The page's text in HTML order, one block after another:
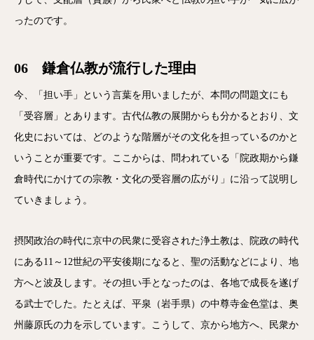
ったのです。
06 鎌倉仏教が流行した理由
今、「担い手」という言葉を用いましたが、本問の問題文にも
「受容層」とあります。古代仏教の展開からも分かるとおり、文
化史においては、どのような階層がその文化を担っているのかと
いうことが重要です。ここからは、問われている「院政期から鎌
倉時代にかけての宗教・文化の受容層の広がり」に沿って説明し
ていきましょう。
摂関政治の時代に京中の民衆に受容された浄土教は、院政の時代
にある11～12世紀の平安後期になると、聖の活動などにより、地
方へと波及します。その担い手となったのは、各地で成長を遂げ
る武士でした。たとえば、平泉（岩手県）の中尊寺金色堂は、奥
州藤原氏の力を示しています。こうして、京から地方へ、民衆か